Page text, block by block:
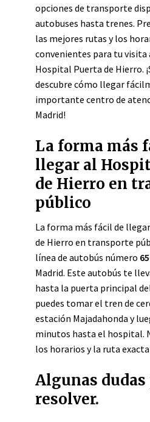
opciones de transporte
autobuses hasta trenes.
las mejores rutas y los
convenientes para tu visita
Hospital Puerta de Hierro.
descubre cómo llegar
importante centro de
Madrid!
La forma más
llegar al
de Hierro en
público
La forma más fácil de
de Hierro en transporte
línea de autobús número
Madrid. Este autobús te
hasta la puerta principal
puedes tomar el tren de
estación Majadahonda y
minutos hasta el hospital.
los horarios y la ruta
Algunas dudas
resolver.